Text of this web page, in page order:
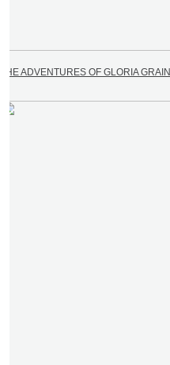
THE ADVENTURES OF GLORIA GRAIN